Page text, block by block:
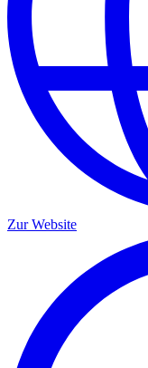
Zur Website